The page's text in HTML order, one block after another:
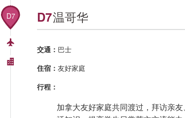
D7 D7温哥华
交通： 巴士
住宿： 友好家庭
行程：
加拿大友好家庭共同渡过，拜访亲